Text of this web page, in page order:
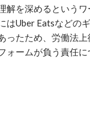
解を深めるというワ
はUber Eatsなどの
ったため、労働法
ォームが負う責任に